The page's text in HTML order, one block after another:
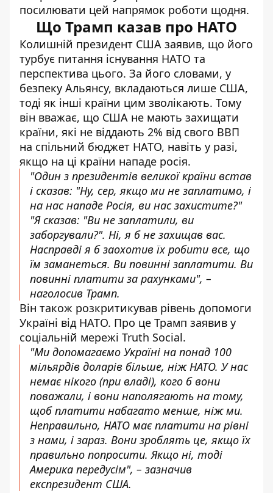
посилювати цей напрямок роботи щодня.
Що Трамп казав про НАТО
Колишній президент США заявив, що його
турбує питання існування НАТО та
перспектива цього. За його словами, у
безпеку Альянсу, вкладаються лише США,
тоді як інші країни цим зволікають. Тому
він вважає, що США не мають захищати
країни, які не віддають 2% від свого ВВП
на спільний бюджет НАТО, навіть у разі,
якщо на ці країни нападе росія.
"Один з президентів великої країни встав
і сказав: "Ну, сер, якщо ми не заплатимо, і
на нас нападе Росія, ви нас захистите?"
"Я сказав: "Ви не заплатили, ви
заборгували?". Ні, я б не захищав вас.
Насправді я б заохотив їх робити все, що
їм заманеться. Ви повинні заплатити. Ви
повинні платити за рахунками", –
наголосив Трамп.
Він також розкритикував рівень допомоги
Україні від НАТО. Про це Трамп заявив у
соціальній мережі Truth Social.
"Ми допомагаємо Україні на понад 100
мільярдів доларів більше, ніж НАТО. У нас
немає нікого (при владі), кого б вони
поважали, і вони наполягають на тому,
щоб платити набагато менше, ніж ми.
Неправильно, НАТО має платити на рівні
з нами, і зараз. Вони зроблять це, якщо їх
правильно попросити. Якщо ні, тоді
Америка передусім", – зазначив
експрезидент США.